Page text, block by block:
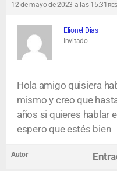
12 de mayo de 2023 a las 15:31
Elionel Dias
Invitado
Hola amigo quisiera
mismo y creo que
años si quieres hablar
espero que estés bien
Autor